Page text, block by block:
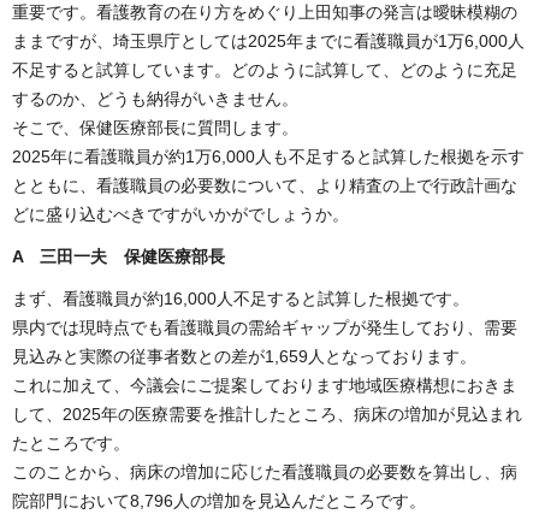
重要です。看護教育の在り方をめぐり上田知事の発言は曖昧模糊の
ままですが、埼玉県庁としては2025年までに看護職員が1万6,000人
不足すると試算しています。どのように試算して、どのように充足
するのか、どうも納得がいきません。
そこで、保健医療部長に質問します。
2025年に看護職員が約1万6,000人も不足すると試算した根拠を示す
とともに、看護職員の必要数について、より精査の上で行政計画な
どに盛り込むべきですがいかがでしょうか。
A 三田一夫 保健医療部長
まず、看護職員が約16,000人不足すると試算した根拠です。
県内では現時点でも看護職員の需給ギャップが発生しており、需要
見込みと実際の従事者数との差が1,659人となっております。
これに加えて、今議会にご提案しております地域医療構想におきま
して、2025年の医療需要を推計したところ、病床の増加が見込まれ
たところです。
このことから、病床の増加に応じた看護職員の必要数を算出し、病
院部門において8,796人の増加を見込んだところです。